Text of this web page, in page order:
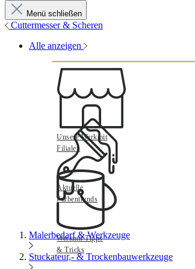
Menü schließen
Cuttermesser & Scheren
Alle anzeigen
Unsere Werkmit
Filialen
Aktuelle
Farbentrends
Werkmit Tipps
& Tricks
Malerbedarf & Werkzeuge
Stuckateur,- & Trockenbauwerkzeuge